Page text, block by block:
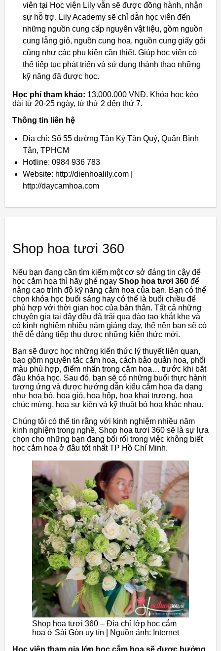
viên tại Học viện Lily vẫn sẽ được đồng hành, nhận
sự hỗ trợ. Lily Academy sẽ chỉ dẫn học viên đến
những nguồn cung cấp nguyên vật liệu, gồm nguồn
cung lẵng giỏ, nguồn cung hoa, nguồn cung giấy gói
cũng như các phụ kiện cần thiết. Giúp học viên có
thể tiếp tục phát triển và sử dụng thành thạo những
kỹ năng đã được học.
Học phí tham khảo: 13.000.000 VNĐ. Khóa học kéo
dài từ 20-25 ngày, từ thứ 2 đến thứ 7.
Thông tin liên hệ
Địa chỉ: Số 55 đường Tân Kỳ Tân Quý, Quận Bình
Tân, TPHCM
Hotline: 0984 936 783
Website: http://dienhoalily.com |
http://daycamhoa.com
Shop hoa tươi 360
Nếu bạn đang cần tìm kiếm một cơ sở đáng tin cậy để
học cắm hoa thì hãy ghé ngay Shop hoa tươi 360 để
nâng cao trình độ kỹ năng cắm hoa của bạn. Bạn có thể
chọn khóa học buổi sáng hay có thể là buổi chiều để
phù hợp với thời gian học của bản thân. Tất cả những
chuyên gia tại đây đều đã trải qua đào tạo khắt khe và
có kinh nghiệm nhiều năm giảng dạy, thế nên bạn sẽ có
thể dễ dàng tiếp thu được những kiến thức mới.
Bạn sẽ được học những kiến thức lý thuyết liên quan,
bao gồm nguyên tắc cắm hoa, cách bảo quản hoa, phối
màu phù hợp, điểm nhấn trong cắm hoa… trước khi bắt
đầu khóa học. Sau đó, bạn sẽ có những buổi thực hành
tương ứng và được hướng dẫn kiểu cắm hoa đa dạng
như hoa bó, hoa giỏ, hoa hộp, hoa khai trương, hoa
chúc mừng, hoa sự kiện và kỹ thuật bó hoa khác nhau.
Chúng tôi có thể tin rằng với kinh nghiệm nhiều năm
kinh nghiệm trong nghề, Shop hoa tươi 360 sẽ là sự lựa
chọn cho những bạn đang bối rối trong việc không biết
học cắm hoa ở đâu tốt nhất TP Hồ Chí Minh.
Shop hoa tươi 360 – Địa chỉ lớp học cắm
hoa ở Sài Gòn uy tín | Nguồn ảnh: Internet
Học viên tham gia lớp học cắm hoa sẽ được hưởng